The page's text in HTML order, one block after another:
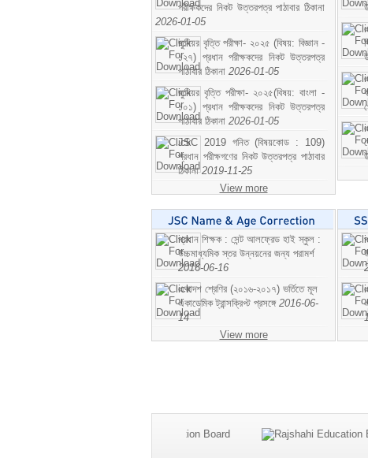
পরীক্ষকদের নিকট উত্তরপত্র পাঠাবার ঠিকানা
2026-01-05
জুনিয়র বৃত্তি পরীক্ষা- ২০২৫ (বিষয়: বিজ্ঞান -
১২৭) প্রধান পরীক্ষকদের নিকট উত্তরপত্র
পাঠাবার ঠিকানা 2026-01-05
জুনিয়র বৃত্তি পরীক্ষা- ২০২৫(বিষয়: বাংলা -
১০১) প্রধান পরীক্ষকদের নিকট উত্তরপত্র
পাঠাবার ঠিকানা 2026-01-05
JSC 2019 গনিত (বিষয়কোড : 109)
প্রধান পরীক্ষগণের নিকট উত্তরপত্র পাঠাবার
ঠিকানা2019-11-25
View more
প্রধান শিক্ষক : সেন্ট আলফ্রেড হাই স্কুল :
উচ্চমাধ্যমিক স্তর উন্নয়নের জন্য পরামর্শ
2016-06-16
একাদশ শ্রেণির (২০১৬-২০১৭) ভর্তিতে মূল
একাডেমিক ট্রান্সক্রিপ্ট প্রসঙ্গে 2016-06-
14
View more